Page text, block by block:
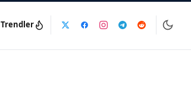
Trendler